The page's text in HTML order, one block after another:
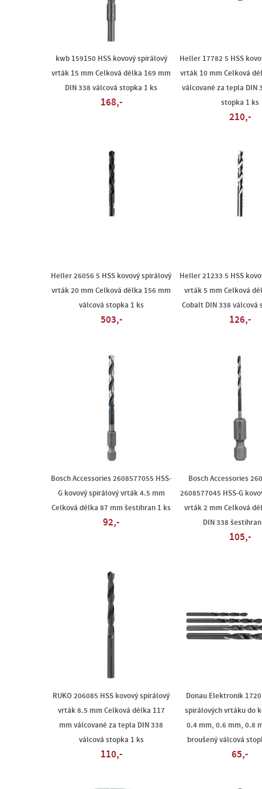
kwb 159150 HSS kovový spirálový
vrták 15 mm Celková délka 169 mm
DIN 338 válcová stopka 1 ks
168,-
Heller 17782 5 HSS
vrták 10 mm Celková
válcované za tepla DIN
stopka 1 ks
210,-
Heller 26056 5 HSS kovový spirálový
vrták 20 mm Celková délka 156 mm
válcová stopka 1 ks
503,-
Heller 21233 5 HSS
vrták 5 mm Celková
Cobalt DIN 338 válcová
126,-
Bosch Accessories 2608577055 HSS-
G kovový spirálový vrták 4.5 mm
Celková délka 87 mm šestihran 1 ks
92,-
Bosch Accessories
2608577045 HSS-G
vrták 2 mm Celková
DIN 338
105,-
RUKO 206085 HSS kovový spirálový
vrták 8.5 mm Celková délka 117
mm válcované za tepla DIN 338
válcová stopka 1 ks
110,-
Donau Elektronik 1720
spirálových vrtáku do
0.4 mm, 0.6 mm, 0.8
broušený válcová
65,-